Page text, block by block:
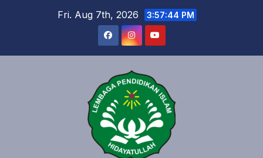
Fri. Aug 7th, 2026 3:57:44 PM